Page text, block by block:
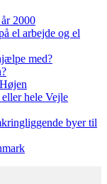
2000
el arbejde og el
med?
hele Vejle
byer til